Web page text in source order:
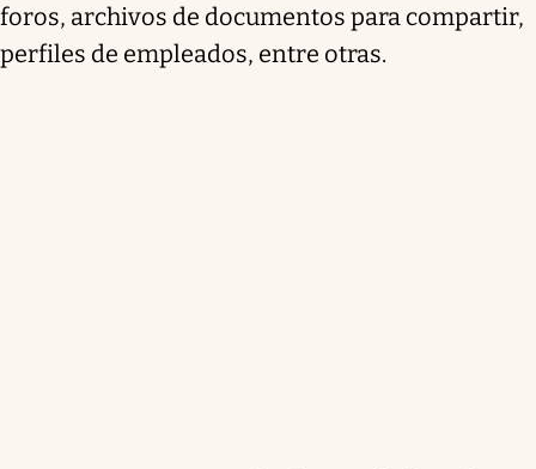
foros, archivos de documentos para compartir,
perfiles de empleados, entre otras.